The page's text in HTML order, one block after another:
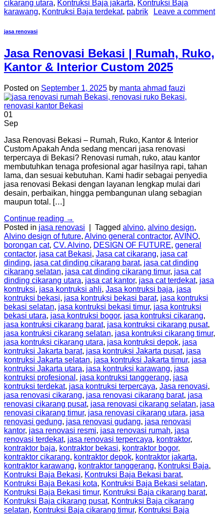
cikarang utara, Kontruksi Baja jakarta, Kontruksi Baja
karawang, Kontruksi Baja terdekat, pabrik Leave a comment
jasa renovasi
Jasa Renovasi Bekasi | Rumah, Ruko,
Kantor & Interior Custom 2025
Posted on September 1, 2025 by manta ahmad fauzi
01
Sep
Jasa Renovasi Bekasi – Rumah, Ruko, Kantor & Interior
Custom Apakah Anda sedang mencari jasa renovasi
terpercaya di Bekasi? Renovasi rumah, ruko, atau kantor
membutuhkan tenaga profesional agar hasilnya rapi, tahan
lama, dan sesuai kebutuhan. Kami hadir sebagai penyedia
jasa renovasi Bekasi dengan layanan lengkap mulai dari
desain, perbaikan, hingga pembangunan ulang sebagian
maupun total. […]
Continue reading →
Posted in jasa renovasi Tagged alvino, alvino design,
Alvino design of future, Alvino general contractor, AVINO,
borongan cat, CV. Alvino, DESIGN OF FUTURE, general
contactor, jasa cat Bekasi, Jasa cat cikarang, jasa cat
dinding, jasa cat dinding cikarang barat, jasa cat dinding
cikarang selatan, jasa cat dinding cikarang timur, jasa cat
dinding cikarang utara, jasa cat kantor, jasa cat terdekat, jasa
kontruksi, jasa kontruksi ahli, Jasa kontruksi baja, jasa
kontruksi bekasi, jasa kontruksi bekasi barat, jasa kontruksi
bekasi selatan, jasa kontruksi bekasi timur, jasa kontruksi
bekasi utara, jasa kontruksi bogor, jasa kontruksi cikarang,
jasa kontruksi cikarang barat, jasa kontruksi cikarang pusat,
jasa kontruksi cikarang selatan, jasa kontruksi cikarang timur,
jasa kontruksi cikarang utara, jasa kontruksi depok, jasa
kontruksi Jakarta barat, jasa kontruksi Jakarta pusat, jasa
kontruksi Jakarta selatan, jasa kontruksi Jakarta timur, jasa
kontruksi Jakarta utara, jasa kontruksi karawang, jasa
kontruksi profesional , jasa kontruksi tanggerang, jasa
kontruksi terdekat, jasa kontruksi terpercaya, Jasa renovasi,
jasa renovasi cikarang, jasa renovasi cikarang barat, jasa
renovasi cikarang pusat, jasa renovasi cikarang selatan, jasa
renovasi cikarang timur, jasa renovasi cikarang utara, jasa
renovasi gedung, jasa renovasi gudang, jasa renovasi
kantor, jasa renovasi resmi, jasa renovasi rumah, jasa
renovasi terdekat, jasa renovasi terpercaya, kontraktor,
kontraktor baja, kontraktor bekasi, kontraktor bogor,
kontraktor cikarang, kontraktor depok, kontraktor jakarta,
kontraktor karawang, kontraktor tanggerang, Kontruksi Baja,
Kontruksi Baja Bekasi, Kontruksi Baja Bekasi barat,
Kontruksi Baja Bekasi kota, Kontruksi Baja Bekasi selatan,
Kontruksi Baja Bekasi timur, Kontruksi Baja cikarang barat,
Kontruksi Baja cikarang pusat, Kontruksi Baja cikarang
selatan, Kontruksi Baja cikarang timur, Kontruksi Baja